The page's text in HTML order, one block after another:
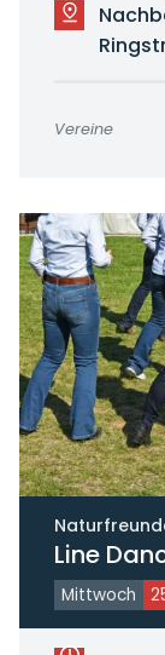
Vereine
Line
Mittwoch